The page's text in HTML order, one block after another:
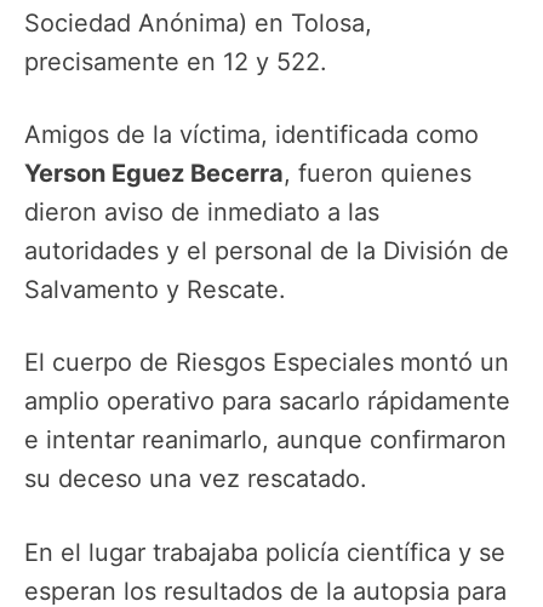
Sociedad Anónima) en Tolosa,
precisamente en 12 y 522.
Amigos de la víctima, identificada como
Yerson Eguez Becerra, fueron quienes
dieron aviso de inmediato a las
autoridades y el personal de la División de
Salvamento y Rescate.
El cuerpo de Riesgos Especiales montó un
amplio operativo para sacarlo rápidamente
e intentar reanimarlo, aunque confirmaron
su deceso una vez rescatado.
En el lugar trabajaba policía científica y se
esperan los resultados de la autopsia para